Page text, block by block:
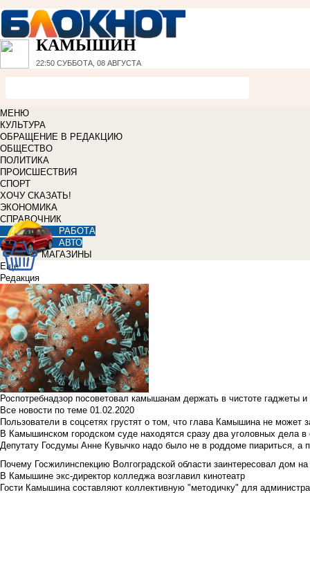
КАМЫШИН
22:50 СУББОТА, 08 АВГУСТА
МЕНЮ
КУЛЬТУРА
ОБРАЩЕНИЕ В РЕДАКЦИЮ
ОБЩЕСТВО
ПОЛИТИКА
ПРОИСШЕСТВИЯ
СПОРТ
ХОЧУ СКАЗАТЬ!
ЭКОНОМИКА
СПРАВОЧНИК
РАБОТА
АВТО
МАГАЗИНЫ
Еще
Редакция
Роспотребнадзор посоветовал камышанам держать в чистоте гаджеты
Все новости по теме 01.02.2020
Пользователи в соцсетях грустят о том, что глава Камышина не может
В Камышинском городском суде находятся сразу два уголовных дела
Депутату Госдумы Анне Кувычко надо было не в роддоме пиариться, а
Почему Госжилинспекцию Волгоградской области заинтересовал дом
В Камышине экс-директор колледжа возглавил кинотеатр
Гости Камышина составляют коллективную "методичку" для